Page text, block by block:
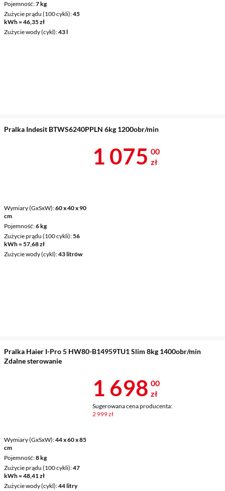
Pojemność 7 kg
Zużycie prądu (100 cykli) 45
kWh = 46,35 zł
Zużycie wody (cykl) 43 l
Pralka Indesit BTWS6240PPLN 6kg 1200obr/min
Wymiary (GxSxW) 60 x 40 x 90
cm
Pojemność 6 kg
Zużycie prądu (100 cykli) 56
kWh = 57,68 zł
Zużycie wody (cykl) 43 litrów
Cena 1 075 zł
1 075 00
zł
Pralka Haier I-Pro 5 HW80-B14959TU1 Slim 8kg 1400obr/min
Zdalne sterowanie
Wymiary (GxSxW) 44 x 60 x 85
cm
Pojemność 8 kg
Zużycie prądu (100 cykli) 47
kWh = 48,41 zł
Zużycie wody (cykl) 44 litry
Cena 1 698 zł
1 698 00
zł
Sugerowana cena producenta:
2 999 zł